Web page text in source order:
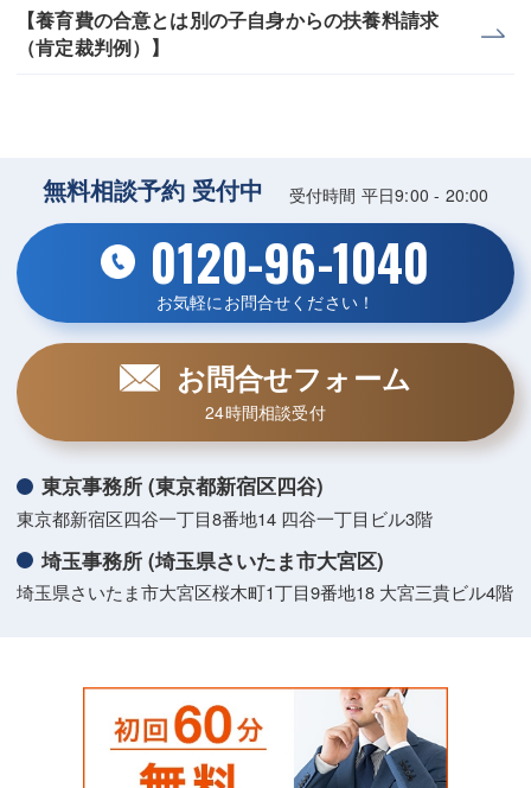
【養育費の合意とは別の子自身からの扶養料請求
（肯定裁判例）】
無料相談予約 受付中 受付時間 平日9:00 - 20:00
0120-96-1040
お気軽にお問合せください！
お問合せフォーム
24時間相談受付
東京事務所 (東京都新宿区四谷)
東京都新宿区四谷一丁目8番地14 四谷一丁目ビル3階
埼玉事務所 (埼玉県さいたま市大宮区)
埼玉県さいたま市大宮区桜木町1丁目9番地18 大宮三貴ビル4階